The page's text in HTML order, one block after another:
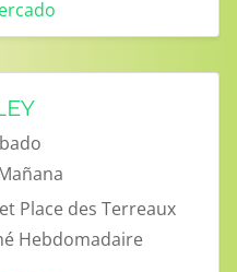
Place des Terreaux
Hebdomadaire